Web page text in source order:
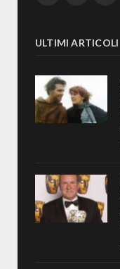
ULTIMI ARTICOLI